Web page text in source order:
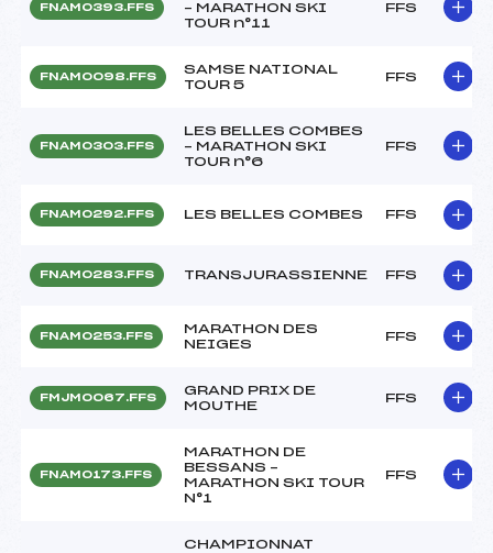
FNAM0393.FFS
– MARATHON SKI
TOUR n°11
FFS
FNAM0098.FFS
SAMSE NATIONAL
TOUR 5
FFS
FNAM0303.FFS
LES BELLES COMBES
– MARATHON SKI
TOUR n°6
FFS
FNAM0292.FFS LES BELLES COMBES FFS
FNAM0283.FFS TRANSJURASSIENNE FFS
FNAM0253.FFS
MARATHON DES
NEIGES
FFS
FMJM0067.FFS
GRAND PRIX DE
MOUTHE
FFS
FNAM0173.FFS
MARATHON DE
BESSANS –
MARATHON SKI TOUR
N°1
FFS
CHAMPIONNAT